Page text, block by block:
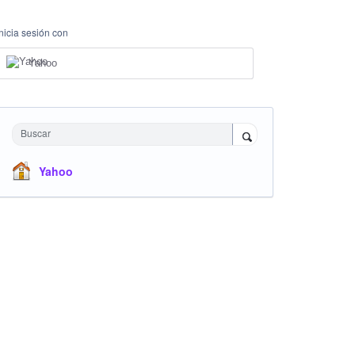
sesión con
Yahoo
Buscar
Yahoo